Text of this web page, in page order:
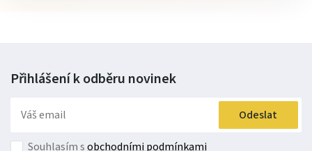
Přihlášení k odběru novinek
Odeslat
Souhlasím sobchodními podmínkami